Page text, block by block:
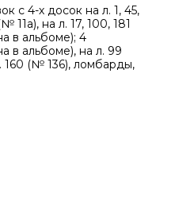
с 4-х досок на л. 1, 45,
11а), на л. 17, 100, 181
в альбоме); 4
в альбоме), на л. 99
160 (№ 136), ломбарды,